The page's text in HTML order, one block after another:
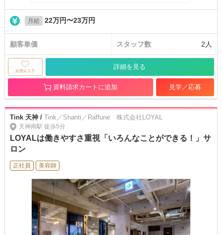
月給 22万円〜23万円
顧客単価 スタッフ数 2人
詳細を見る
資料請求カートに追加 見学／応募
Tink 天神 / Tink／Shanti／Raffune 株式会社LOYAL
天神南駅 徒歩5分
LOYALは働きやすさ重視「いろんなことができる！」サ
ロン
正社員 美容師